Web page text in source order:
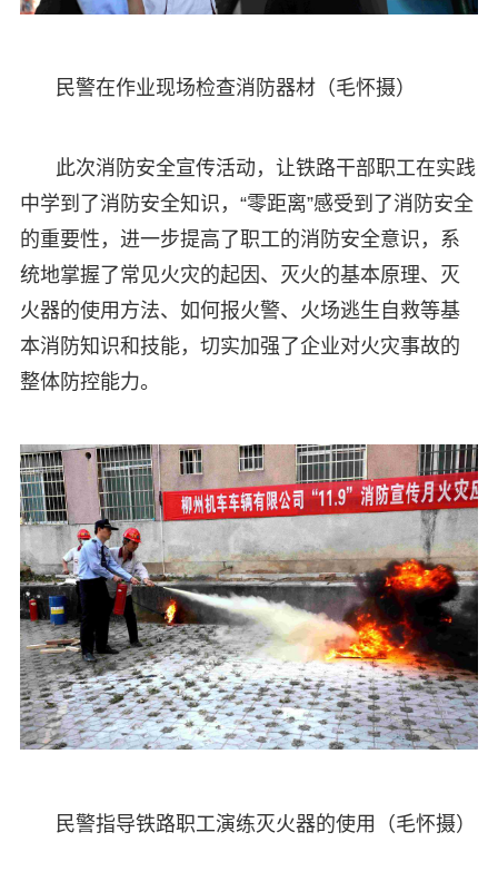
民警在作业现场检查消防器材（毛怀摄）
此次消防安全宣传活动，让铁路干部职工在实践
中学到了消防安全知识，“零距离”感受到了消防安全
的重要性，进一步提高了职工的消防安全意识，系
统地掌握了常见火灾的起因、灭火的基本原理、灭
火器的使用方法、如何报火警、火场逃生自救等基
本消防知识和技能，切实加强了企业对火灾事故的
整体防控能力。
民警指导铁路职工演练灭火器的使用（毛怀摄）